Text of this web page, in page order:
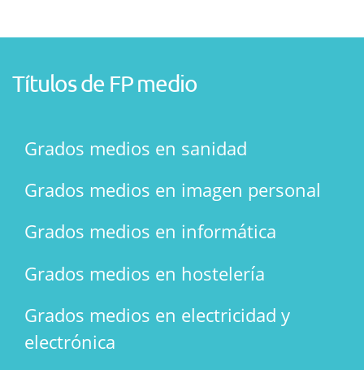
Títulos de FP medio
Grados medios en sanidad
Grados medios en imagen personal
Grados medios en informática
Grados medios en hostelería
Grados medios en electricidad y
electrónica